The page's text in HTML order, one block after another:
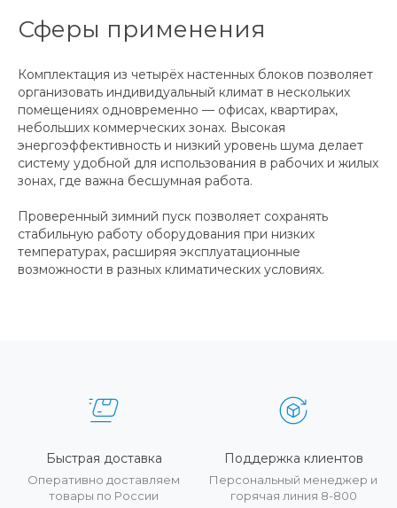
Сферы применения
Комплектация из четырёх настенных блоков позволяет
организовать индивидуальный климат в нескольких
помещениях одновременно — офисах, квартирах,
небольших коммерческих зонах. Высокая
энергоэффективность и низкий уровень шума делает
систему удобной для использования в рабочих и жилых
зонах, где важна бесшумная работа.
Проверенный зимний пуск позволяет сохранять
стабильную работу оборудования при низких
температурах, расширяя эксплуатационные
возможности в разных климатических условиях.
Быстрая доставка
Оперативно доставляем
товары по России
Поддержка клиентов
Персональный менеджер и
горячая линия 8-800